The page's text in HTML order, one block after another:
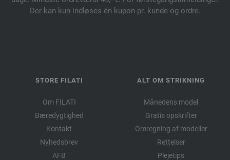
Der kan kun indløses én kupon pr. kunde og ordre.
STORE FILATI
Om FILATI
Bæredygtighed
Kontakt
Nyhedsbrev
AFB
ALT OM STRIKNING
Månedens model
Gratis opskrifter
Omregning af modeller
Rettelser
Plejetips